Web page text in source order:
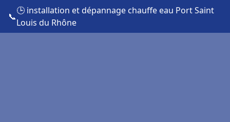
📞
🕒 installation et dépannage chauffe eau Port Saint
Louis du Rhône